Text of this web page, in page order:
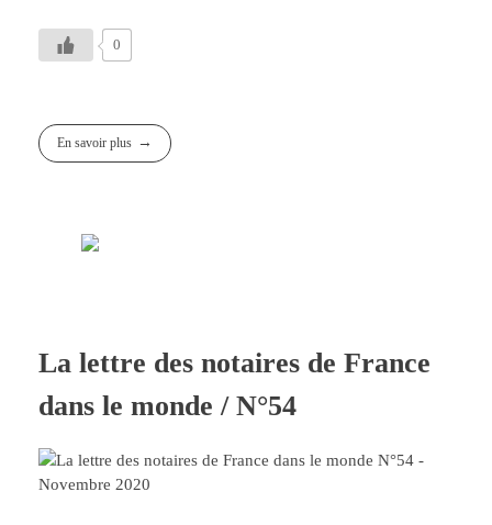
0
En savoir plus
La lettre des notaires de France
dans le monde / N°54